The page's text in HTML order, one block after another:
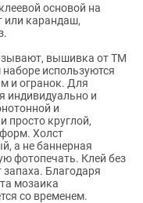
основой на
или карандаш,
вышивка от ТМ
используются
и огранок. Для
индивидуально и
и
просто круглой,
Холст
а не баннерная
фотопечать. Клей без
запаха. Благодаря
мозаика
со временем.